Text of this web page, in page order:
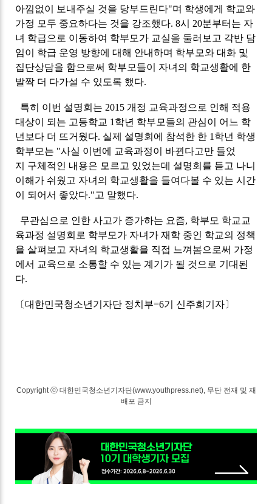
아낌없이 보내주실 것을 당부드린다"며 학생에게 학교와
가정 모두 중요하다는 것을 강조했다. 8시 20분부터는 자
녀 학급으로 이동하여 학부모가 교실을 둘러보고 각반 담
임이 학급 운영 방향에 대해 안내하며 학부모와 대화 및
집단상담을 함으로써 학부모들이 자녀의 학교생활에 한
발짝 더 다가설 수 있도록 했다.
특히 이번 설명회는 2015 개정 교육과정으로 인해 적용
대상이 되는 고등학교 1학년 학부모들의 관심이 어느 학
년보다 더 뜨거웠다. 실제 설명회에 참석한 한 1학년 학생
학부모는 "사실 이번에 교육과정이 바뀐다고만 들었
지 구체적인 내용은 모르고 있었는데 설명회를 듣고 나니
이해가 쉬웠고 자녀의 학교생활을 들여다볼 수 있는 시간
이 되어서 좋았다."고 말했다.
무관심으로 인한 사고가 증가하는 요즘, 학부모 학교교
육과정 설명회로 학부모가 자녀가 재학 중인 학교의 정책
을 살펴보고 자녀의 학교생활을 직접 느껴봄으로써 가정
에서 교육으로 소통할 수 있는 계기가 될 것으로 기대된
다.
〔대한민국청소년기자단 정치부=6기 신주희기자〕
Copyright ⓒ 대한민국청소년기자단(www.youthpress.net), 무단 전재 및 재
배포 금지